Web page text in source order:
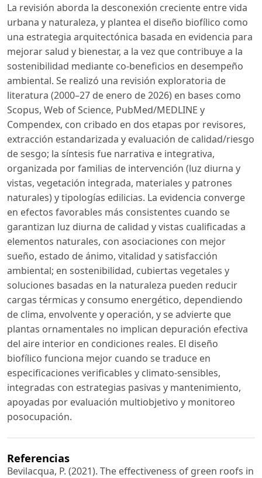
La revisión aborda la desconexión creciente entre vida
urbana y naturaleza, y plantea el diseño biofílico como
una estrategia arquitectónica basada en evidencia para
mejorar salud y bienestar, a la vez que contribuye a la
sostenibilidad mediante co-beneficios en desempeño
ambiental. Se realizó una revisión exploratoria de
literatura (2000–27 de enero de 2026) en bases como
Scopus, Web of Science, PubMed/MEDLINE y
Compendex, con cribado en dos etapas por revisores,
extracción estandarizada y evaluación de calidad/riesgo
de sesgo; la síntesis fue narrativa e integrativa,
organizada por familias de intervención (luz diurna y
vistas, vegetación integrada, materiales y patrones
naturales) y tipologías edilicias. La evidencia converge
en efectos favorables más consistentes cuando se
garantizan luz diurna de calidad y vistas cualificadas a
elementos naturales, con asociaciones con mejor
sueño, estado de ánimo, vitalidad y satisfacción
ambiental; en sostenibilidad, cubiertas vegetales y
soluciones basadas en la naturaleza pueden reducir
cargas térmicas y consumo energético, dependiendo
de clima, envolvente y operación, y se advierte que
plantas ornamentales no implican depuración efectiva
del aire interior en condiciones reales. El diseño
biofílico funciona mejor cuando se traduce en
especificaciones verificables y climato-sensibles,
integradas con estrategias pasivas y mantenimiento,
apoyadas por evaluación multiobjetivo y monitoreo
posocupación.
Referencias
Bevilacqua, P. (2021). The effectiveness of green roofs in